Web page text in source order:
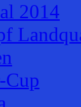
2014
Cup